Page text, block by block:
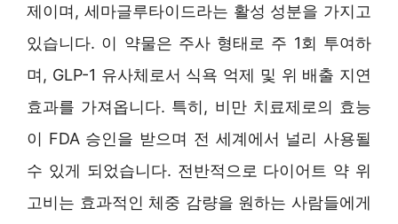
제이며, 세마글루타이드라는 활성 성분을 가지고
있습니다. 이 약물은 주사 형태로 주 1회 투여하
며, GLP-1 유사체로서 식욕 억제 및 위 배출 지연
효과를 가져옵니다. 특히, 비만 치료제로의 효능
이 FDA 승인을 받으며 전 세계에서 널리 사용될
수 있게 되었습니다. 전반적으로 다이어트 약 위
고비는 효과적인 체중 감량을 원하는 사람들에게